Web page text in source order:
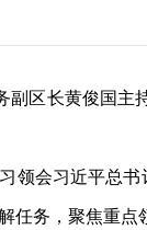
副区长黄俊国主
领会习近平总
任务，聚焦重